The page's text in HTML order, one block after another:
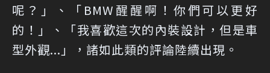
呢？」、「BMW醒醒啊！你們可以更好
的！」、「我喜歡這次的內裝設計，但是車
型外觀...」，諸如此類的評論陸續出現。